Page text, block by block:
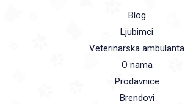
Blog
Ljubimci
Veterinarska ambulanta
O nama
Prodavnice
Brendovi